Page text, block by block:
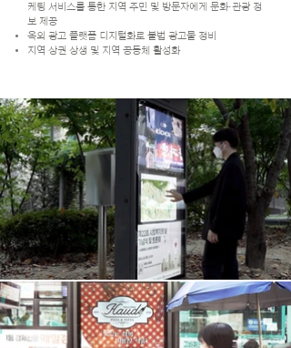
케팅 서비스​를 통한 지역 주민 및 방문자에게 문화·관광 정
보 제공
옥외 광고 플랫폼 디지털화로 불법 광고물 정비
지역 상권 상생 및 지역 공동체 활성화